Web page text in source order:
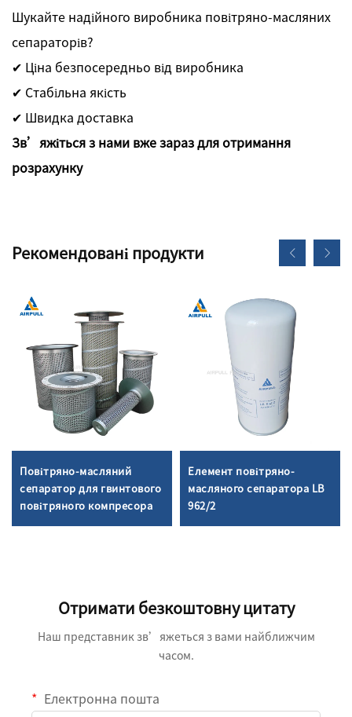
Шукайте надійного виробника повітряно-масляних
сепараторів?
✔ Ціна безпосередньо від виробника
✔ Стабільна якість
✔ Швидка доставка
Зв’яжіться з нами вже зараз для отримання
розрахунку
Рекомендовані продукти
Повітряно-масляний
сепаратор для гвинтового
повітряного компресора
Елемент повітряно-
масляного сепаратора LB
962/2
Отримати безкоштовну цитату
Наш представник зв’яжеться з вами найближчим
часом.
Електронна пошта